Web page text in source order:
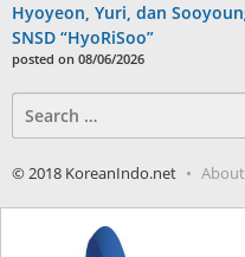
Hyoyeon, Yuri, dan
SNSD “HyoRiSoo”
posted on 08/06/2026
for:
© 2018 KoreanIndo.net